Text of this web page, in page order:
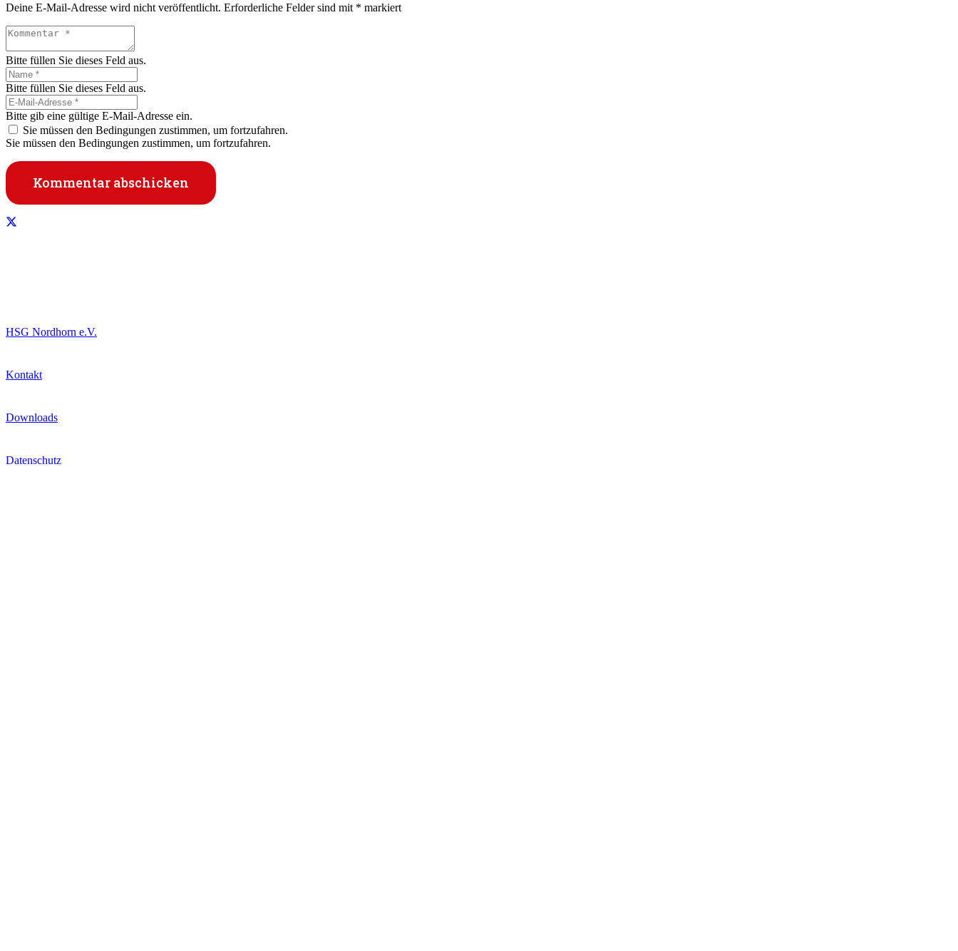
Deine E-Mail-Adresse wird nicht veröffentlicht. Erforderliche Felder sind mit * markiert
Bitte füllen Sie dieses Feld aus.
Bitte füllen Sie dieses Feld aus.
Bitte gib eine gültige E-Mail-Adresse ein.
Sie müssen den Bedingungen zustimmen, um fortzufahren.
Sie müssen den Bedingungen zustimmen, um fortzufahren.
Kommentar abschicken
HSG Nordhorn e.V.
Kontakt
Downloads
Datenschutz